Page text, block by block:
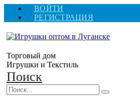
ВОЙТИ
РЕГИСТРАЦИЯ
Торговый дом
Игрушки и Текстиль
Поиск